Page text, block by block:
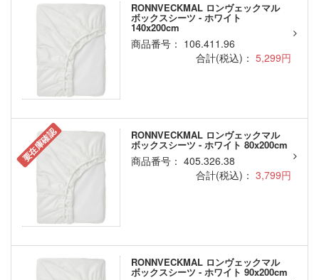
RONNVECKMAL ロンヴェックマル
ボックスシーツ - ホワイト
140x200cm
商品番号： 106.411.96
合計(税込)： 5,299円
要在庫確認 RONNVECKMAL ロンヴェックマル
ボックスシーツ - ホワイト 80x200cm
商品番号： 405.326.38
合計(税込)： 3,799円
RONNVECKMAL ロンヴェックマル
ボックスシーツ - ホワイト 90x200cm